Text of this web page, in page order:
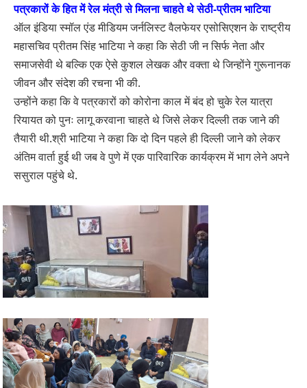
पत्रकारों के हित में रेल मंत्री से मिलना चाहते थे सेठी-प्रीतम भाटिया
ऑल इंडिया स्मॉल एंड मीडियम जर्नलिस्ट वैलफेयर एसोसिएशन के राष्ट्रीय
महासचिव प्रीतम सिंह भाटिया ने कहा कि सेठी जी न सिर्फ नेता और
समाजसेवी थे बल्कि एक ऐसे कुशल‌ लेखक और वक्ता थे जिन्होंने गुरूनानक
जीवन और संदेश की रचना भी की.
उन्होंने कहा कि वे पत्रकारों को कोरोना काल में बंद हो चुके रेल यात्रा
रियायत को पुनः लागू करवाना चाहते थे जिसे लेकर दिल्ली तक जाने की
तैयारी थी.श्री भाटिया ने कहा कि दो दिन पहले ही दिल्ली जाने को लेकर
अंतिम वार्ता हुई थी जब वे पुणे में एक पारिवारिक कार्यक्रम में भाग लेने अपने
ससुराल पहुंचे थे.